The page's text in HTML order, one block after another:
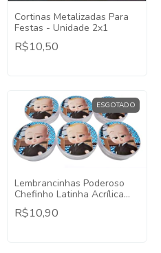
Cortinas Metalizadas Para
Festas - Unidade 2x1
R$10,50
ESGOTADO
Lembrancinhas Poderoso
Chefinho Latinha Acrílica
5x5 - 10 Unidades
R$10,90